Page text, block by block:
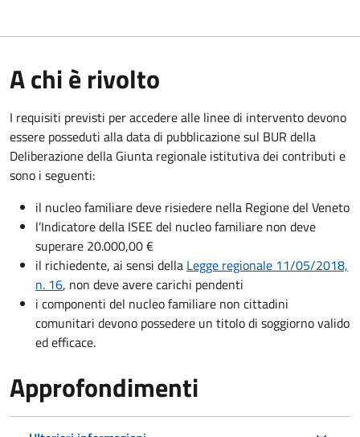
A chi è rivolto
I requisiti previsti per accedere alle linee di intervento devono
essere posseduti alla data di pubblicazione sul BUR della
Deliberazione della Giunta regionale istitutiva dei contributi e
sono i seguenti:
il nucleo familiare deve risiedere nella Regione del Veneto
l’Indicatore della ISEE del nucleo familiare non deve
superare 20.000,00 €
il richiedente, ai sensi della Legge regionale 11/05/2018,
n. 16, non deve avere carichi pendenti
i componenti del nucleo familiare non cittadini
comunitari devono possedere un titolo di soggiornovalido
ed efficace.
Approfondimenti